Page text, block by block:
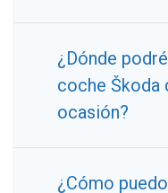
¿Dónde
coche Škoda
ocasión?
¿Cómo